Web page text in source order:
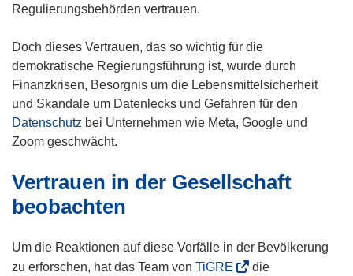
Regulierungsbehörden vertrauen.
Doch dieses Vertrauen, das so wichtig für die
demokratische Regierungsführung ist, wurde durch
Finanzkrisen, Besorgnis um die Lebensmittelsicherheit
und Skandale um Datenlecks und Gefahren für den
Datenschutz bei Unternehmen wie Meta, Google und
Zoom geschwächt.
Vertrauen in der Gesellschaft
beobachten
Um die Reaktionen auf diese Vorfälle in der Bevölkerung
zu erforschen, hat das Team von TiGRE
die